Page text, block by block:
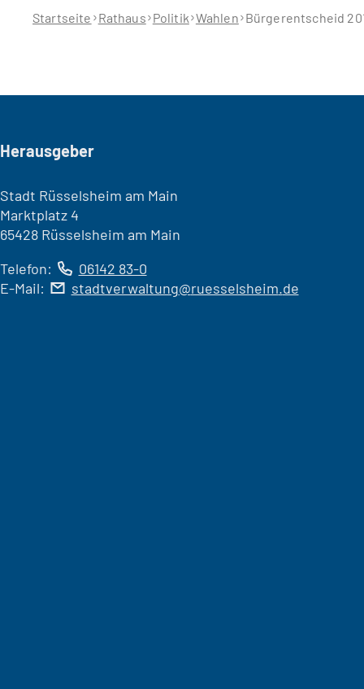
hier:Startseite Rathaus Politik Wahlen Bürgerentscheid
Seitenfuß
Herausgeber
Stadt Rüsselsheim am Main
Marktplatz 4
65428 Rüsselsheim am Main
Telefon:
06142 83-0
E-Mail:
stadtverwaltung ruesselsheim de